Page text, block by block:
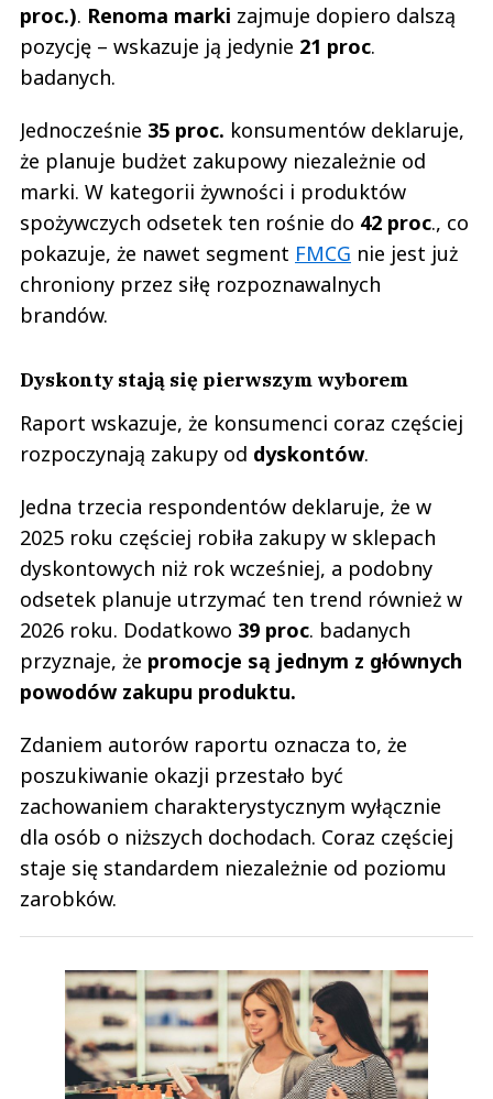
proc.). Renoma marki zajmuje dopiero dalszą
pozycję – wskazuje ją jedynie 21 proc.
badanych.
Jednocześnie 35 proc. konsumentów deklaruje,
że planuje budżet zakupowy niezależnie od
marki. W kategorii żywności i produktów
spożywczych odsetek ten rośnie do 42 proc., co
pokazuje, że nawet segment FMCG nie jest już
chroniony przez siłę rozpoznawalnych
brandów.
Dyskonty stają się pierwszym wyborem
Raport wskazuje, że konsumenci coraz częściej
rozpoczynają zakupy od dyskontów.
Jedna trzecia respondentów deklaruje, że w
2025 roku częściej robiła zakupy w sklepach
dyskontowych niż rok wcześniej, a podobny
odsetek planuje utrzymać ten trend również w
2026 roku. Dodatkowo 39 proc. badanych
przyznaje, że promocje są jednym z głównych
powodów zakupu produktu.
Zdaniem autorów raportu oznacza to, że
poszukiwanie okazji przestało być
zachowaniem charakterystycznym wyłącznie
dla osób o niższych dochodach. Coraz częściej
staje się standardem niezależnie od poziomu
zarobków.